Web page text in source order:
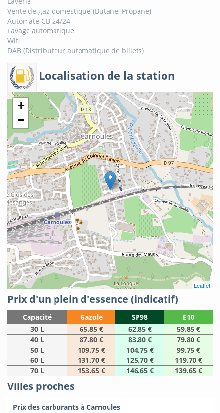
Vente de gaz domestique (Butane, Propane)
Automate CB 24/24
Lavage automatique
Wifi
DAB (Distributeur automatique de billets)
Localisation de la station
+
−
Leaflet
Prix d'un plein d'essence (indicatif)
Capacité Gazole SP98
E10
30 L
65.85 € 62.85 €
59.85 €
40 L
87.80 € 83.80 €
79.80 €
50 L
109.75 € 104.75 €
99.75 €
60 L
131.70 € 125.70 €
119.70 €
70 L
153.65 € 146.65 € 139.65 €
Villes proches
Prix des carburants à Carnoules